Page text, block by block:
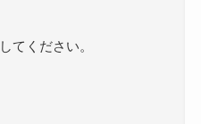
てください。